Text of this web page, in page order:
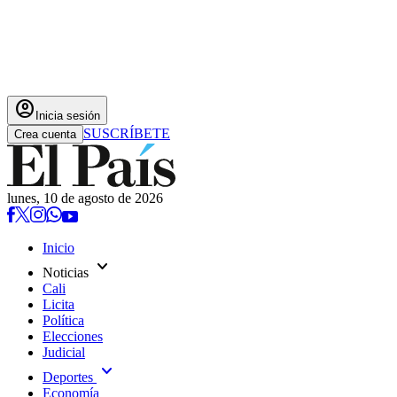
account_circle Inicia sesión
Crea cuenta SUSCRÍBETE
lunes, 10 de agosto de 2026
Inicio
Noticias expand_more
Cali
Licita
Política
Elecciones
Judicial
Deportes expand_more
Economía